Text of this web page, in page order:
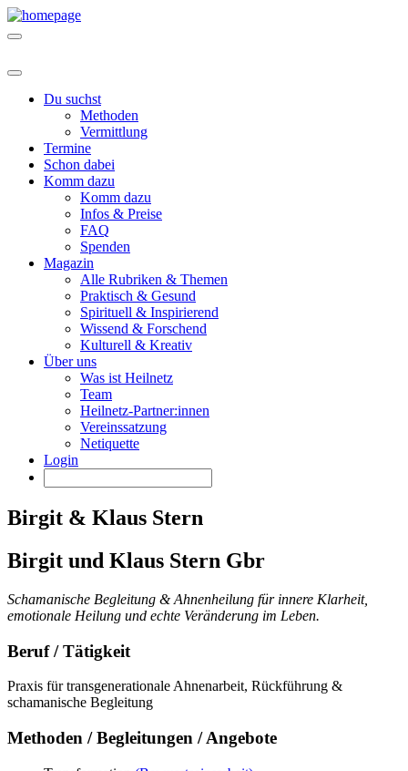
Du suchst
Methoden
Vermittlung
Termine
Schon dabei
Komm dazu
Komm dazu
Infos & Preise
FAQ
Spenden
Magazin
Alle Rubriken & Themen
Praktisch & Gesund
Spirituell & Inspirierend
Wissend & Forschend
Kulturell & Kreativ
Über uns
Was ist Heilnetz
Team
Heilnetz-Partner:innen
Vereinssatzung
Netiquette
Login
Birgit & Klaus Stern
Birgit und Klaus Stern Gbr
Schamanische Begleitung & Ahnenheilung für innere Klarheit,
emotionale Heilung und echte Veränderung im Leben.
Beruf / Tätigkeit
Praxis für transgenerationale Ahnenarbeit, Rückführung &
schamanische Begleitung
Methoden / Begleitungen / Angebote